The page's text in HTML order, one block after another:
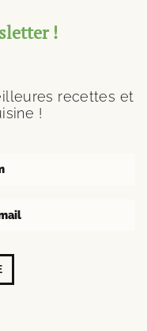
!
recettes et
!